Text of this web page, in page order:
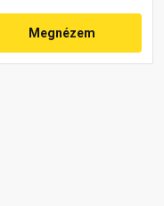
Megnézem